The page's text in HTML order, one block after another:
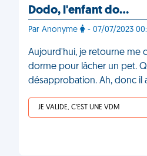
Dodo, l'enfant do…
Par Anonyme - 07/07/2023
Aujourd'hui, je retourne me
dorme pour lâcher un pet.
désapprobation. Ah, donc il
JE VALIDE, C'EST UNE VDM